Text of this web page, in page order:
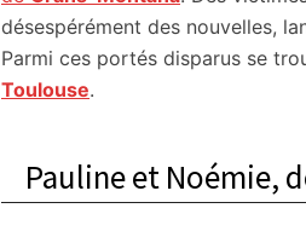
faits
divers
et
initiatives
désespérément des nouvelles,
Parmi ces portés disparus se
Toulouse.
Pauline et Noémie,